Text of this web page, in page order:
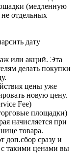
(медленную
отдельных
дату
или акций. Эта
делать покупки
цены уже
новую цену.
Fee)
площадки)
начисляется при
товара.
доп.сбор сразу и
такими ценами вы